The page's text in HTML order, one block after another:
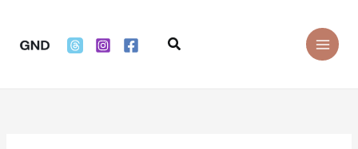
content
Search